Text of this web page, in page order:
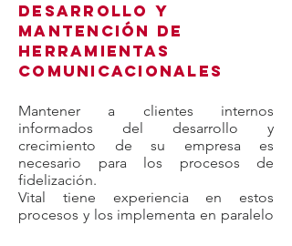
Desarrollo y
mantención de
herramientas
comunicacionales
Mantener a clientes internos
informados del desarrollo y
crecimiento de su empresa es
necesario para los procesos de
fidelización.
Vital tiene experiencia en estos
procesos y los implementa en paralelo